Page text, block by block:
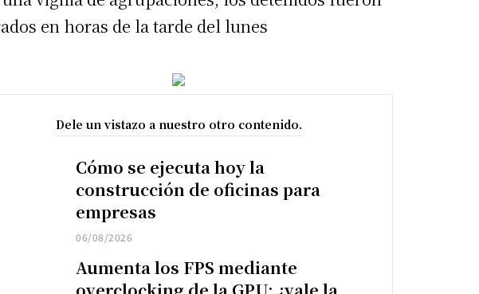
en horas de la tarde del lunes
Dele un vistazo a nuestro otro contenido.
Cómo se ejecuta hoy la
construcción de oficinas para
empresas
06/08/2026
Aumenta los FPS mediante